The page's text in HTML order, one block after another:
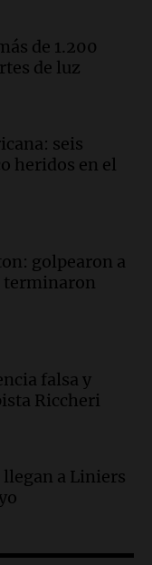
y el
facturas"
a la vista en
como
de la
en la
de 1.200
de luz
seis
heridos en el
golpearon a
terminaron
falsa y
Riccheri
llegan a Liniers